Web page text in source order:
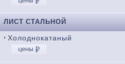
ЛИСТ СТАЛЬНОЙ
Холоднокатаный